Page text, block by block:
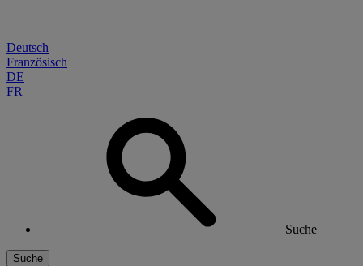
Deutsch
Französisch
DE
FR
Suche
Suche